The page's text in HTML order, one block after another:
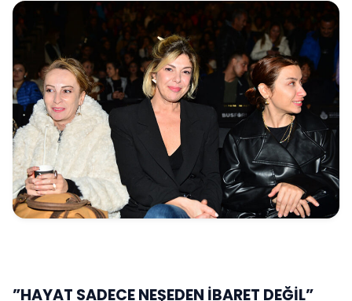
”HAYAT SADECE NEŞEDEN İBARET DEĞİL”